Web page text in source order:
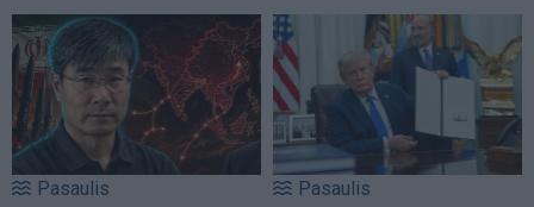
Pasaulis Pasaulis